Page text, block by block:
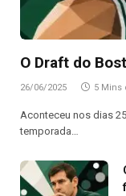
O Draft do
26/06/2025 5 Mins
Aconteceu nos dias
temporada…